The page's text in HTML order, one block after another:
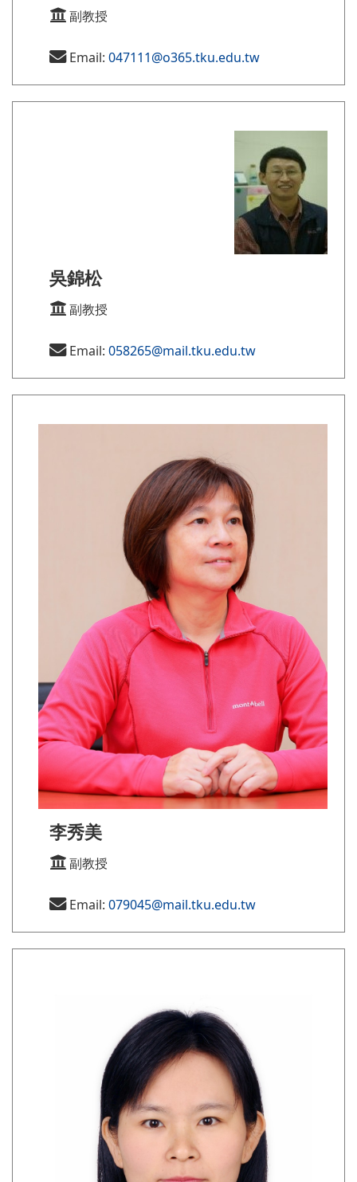
副教授
Email: 047111@o365.tku.edu.tw
吳錦松
副教授
Email: 058265@mail.tku.edu.tw
李秀美
副教授
Email: 079045@mail.tku.edu.tw